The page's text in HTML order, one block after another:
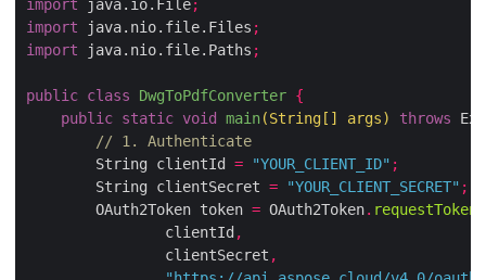
import java.io.File
import java.nio.file.Files
import java.nio.file.Paths
public class DwgToPdfConverter
public static void main(String [] args ) throws
// 1. Authenticate
        String clientId
"YOUR_CLIENT_ID"
        String clientSecret
"YOUR_CLIENT_SECRET"
        OAuth2Token token
= OAuth2Token .
                clientId
                clientSecret